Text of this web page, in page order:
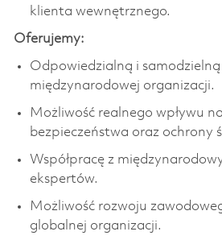
klienta wewnętrznego.
Oferujemy:
Odpowiedzialną i samodzielną
międzynarodowej organizacji.
Możliwość realnego wpływu
bezpieczeństwa oraz ochrony
Współpracę z
ekspertów.
Możliwość rozwoju
globalnej organizacji.